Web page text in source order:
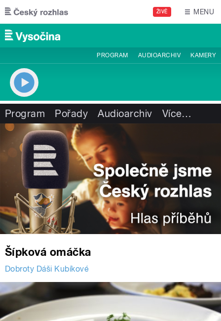
Přejít k hlavnímu obsahu
ŽIVĚ MENU
PROGRAM AUDIOARCHIV KAMERY
Program Pořady Audioarchiv Více…
Šípková omáčka
Dobroty Dáši Kubíkové